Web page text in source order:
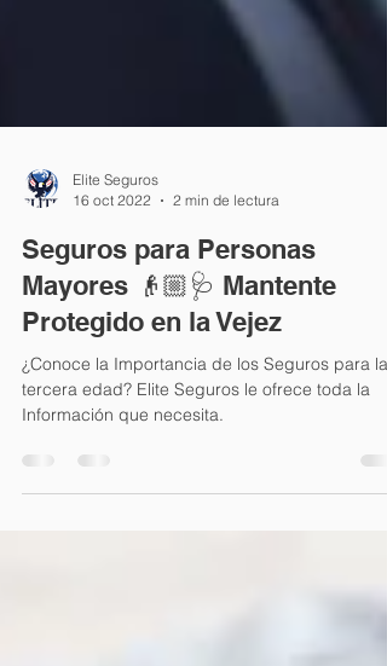
Elite Seguros
2 min de lectura
Seguros para Personas
Mayores 👴🏼🩺 Mantente
Protegido en la Vejez
¿Conoce la Importancia de los Seguros para la
tercera edad? Elite Seguros le ofrece toda la